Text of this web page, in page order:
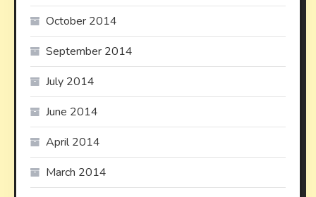
October 2014
September 2014
July 2014
June 2014
April 2014
March 2014